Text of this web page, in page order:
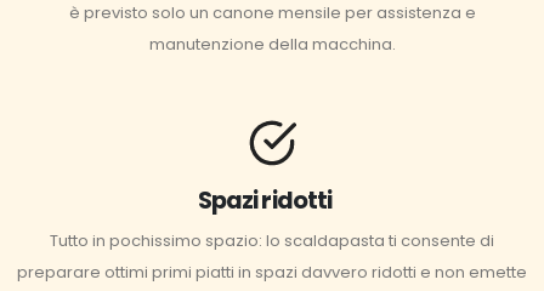
è previsto solo un canone mensile per assistenza e
manutenzione della macchina.
Spazi ridotti
Tutto in pochissimo spazio: lo scaldapasta ti consente di
preparare ottimi primi piatti in spazi davvero ridotti e non emette